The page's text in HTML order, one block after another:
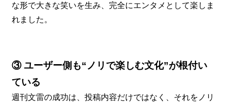
な形で大きな笑いを生み、完全にエンタメとして楽しま
れました。
③ ユーザー側も“ノリで楽しむ文化”が根付い
ている
週刊文雷の成功は、投稿内容だけではなく、それをノリ